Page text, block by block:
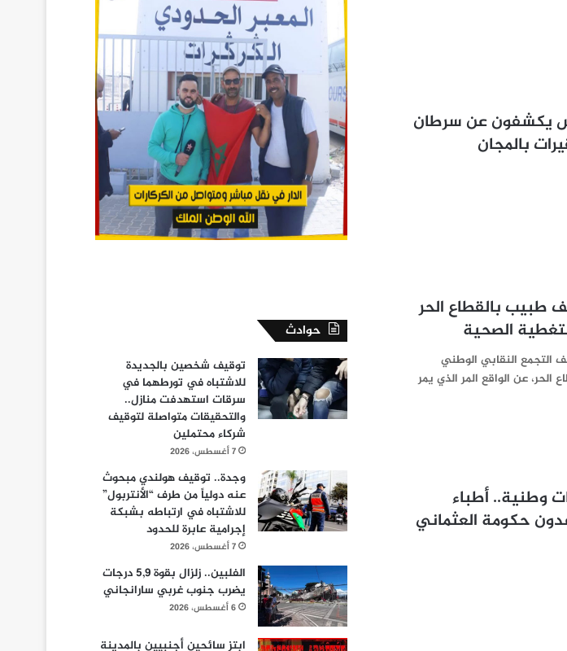
يكشفون عن سرطان
بالمجان
2020.. 12 ألف طبيب بالقطاع الحر
الصحية
التجمع النقابي الوطني
الحر، عن الواقع المر الذي يمر
وطنية.. أطباء
حكومة العثماني
حوادث
توقيف شخصين بالجديدة
للاشتباه في تورطهما في
سرقات استهدفت منازل..
والتحقيقات متواصلة لتوقيف
شركاء محتملين
7 أغسطس، 2026
وجدة.. توقيف هولندي مبحوث
عنه دولياً من طرف “الأنتربول”
للاشتباه في ارتباطه بشبكة
إجرامية عابرة للحدود
7 أغسطس، 2026
الفلبين.. زلزال بقوة 5,9 درجات
يضرب جنوب غربي سارانجاني
6 أغسطس، 2026
ابتز سائحين أجنبيين بالمدينة